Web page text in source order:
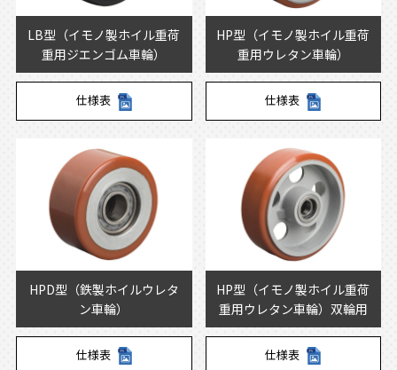
LB型（イモノ製ホイル重荷
重用ジエンゴム車輪）
仕様表
HP型（イモノ製ホイル重荷
重用ウレタン車輪）
仕様表
HPD型（鉄製ホイルウレタ
ン車輪）
仕様表
HP型（イモノ製ホイル重荷
重用ウレタン車輪）双輪用
仕様表